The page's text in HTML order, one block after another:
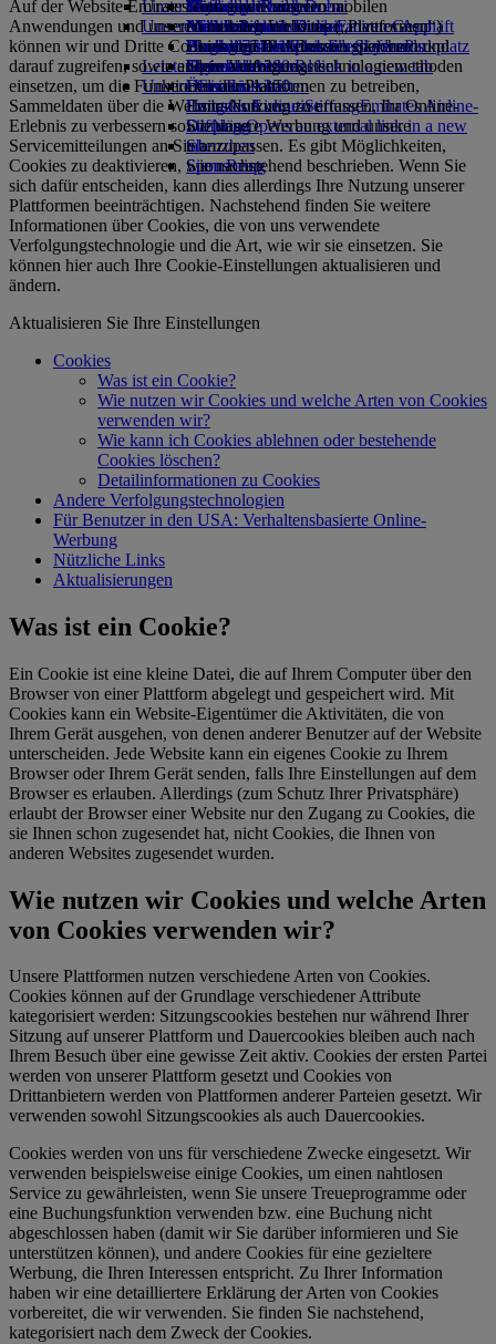
Mietwagen buchen
Airline Partner
Flughafen-ParkplatzFlughafen-Parkplatz
Opens an external link in a new tab
Getränke
Unsere Flotte
Boeing 777
Emirates A380
Emirates A350
Emirates Executive
Sitzpläne
Kinderspielzeug
Aktivitäten für Kinder
Unser Planet
Nachhaltigkeit im operativen Geschäft
Umweltrichtlinien
Umweltberichte
Unsere Gemeinschaften
Emirates Airline-StiftungEmirates Airline-
Stiftung Opens an external link in a new
tab
Sponsoring
Düsseldorf nach Dubai
München nach Dubai
Hamburg nach Dubai
Letzte Reiseziele
Helsinki
Hangzhou
Da Nang
Shenzhen
Siem Reap
Skywards Rail
Meilenrechner
Anmelden bei Emirates Skywards
Skywards+
Anfragen
Tools und Ressourcen
Mobiltelefon und die Emirates App
Buchung stornieren oder ändern
Unterbrochene Reise
Über Emirates
Auf der Website Emirates.com sowie unseren mobilen
Anwendungen und unseren mobilen Websites („Plattformen“)
können wir und Dritte Cookies und IP-Adressen speichern und
darauf zugreifen, sowie andere Verfolgungstechnologiemethoden
einsetzen, um die Funktionen der Plattformen zu betreiben,
Sammeldaten über die Website-Nutzung zu erfassen, Ihr Online-
Erlebnis zu verbessern sowie unsere Werbung und unsere
Servicemitteilungen an Sie anzupassen. Es gibt Möglichkeiten,
Cookies zu deaktivieren, wie nachstehend beschrieben. Wenn Sie
sich dafür entscheiden, kann dies allerdings Ihre Nutzung unserer
Plattformen beeinträchtigen. Nachstehend finden Sie weitere
Informationen über Cookies, die von uns verwendete
Verfolgungstechnologie und die Art, wie wir sie einsetzen. Sie
können hier auch Ihre Cookie-Einstellungen aktualisieren und
ändern.
Aktualisieren Sie Ihre Einstellungen
Cookies
Was ist ein Cookie?
Wie nutzen wir Cookies und welche Arten von Cookies
verwenden wir?
Wie kann ich Cookies ablehnen oder bestehende
Cookies löschen?
Detailinformationen zu Cookies
Andere Verfolgungstechnologien
Für Benutzer in den USA: Verhaltensbasierte Online-
Werbung
Nützliche Links
Aktualisierungen
Was ist ein Cookie?
Ein Cookie ist eine kleine Datei, die auf Ihrem Computer über den
Browser von einer Plattform abgelegt und gespeichert wird. Mit
Cookies kann ein Website-Eigentümer die Aktivitäten, die von
Ihrem Gerät ausgehen, von denen anderer Benutzer auf der Website
unterscheiden. Jede Website kann ein eigenes Cookie zu Ihrem
Browser oder Ihrem Gerät senden, falls Ihre Einstellungen auf dem
Browser es erlauben. Allerdings (zum Schutz Ihrer Privatsphäre)
erlaubt der Browser einer Website nur den Zugang zu Cookies, die
sie Ihnen schon zugesendet hat, nicht Cookies, die Ihnen von
anderen Websites zugesendet wurden.
Wie nutzen wir Cookies und welche Arten
von Cookies verwenden wir?
Unsere Plattformen nutzen verschiedene Arten von Cookies.
Cookies können auf der Grundlage verschiedener Attribute
kategorisiert werden: Sitzungscookies bestehen nur während Ihrer
Sitzung auf unserer Plattform und Dauercookies bleiben auch nach
Ihrem Besuch über eine gewisse Zeit aktiv. Cookies der ersten Partei
werden von unserer Plattform gesetzt und Cookies von
Drittanbietern werden von Plattformen anderer Parteien gesetzt. Wir
verwenden sowohl Sitzungscookies als auch Dauercookies.
Cookies werden von uns für verschiedene Zwecke eingesetzt. Wir
verwenden beispielsweise einige Cookies, um einen nahtlosen
Service zu gewährleisten, wenn Sie unsere Treueprogramme oder
eine Buchungsfunktion verwenden bzw. eine Buchung nicht
abgeschlossen haben (damit wir Sie darüber informieren und Sie
unterstützen können), und andere Cookies für eine gezieltere
Werbung, die Ihren Interessen entspricht. Zu Ihrer Information
haben wir eine detailliertere Erklärung der Arten von Cookies
vorbereitet, die wir verwenden. Sie finden Sie nachstehend,
kategorisiert nach dem Zweck der Cookies.